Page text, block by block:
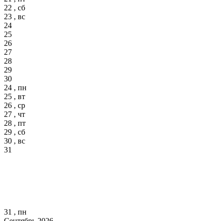
22 , сб
23 , вс
24
25
26
27
28
29
30
24 , пн
25 , вт
26 , ср
27 , чт
28 , пт
29 , сб
30 , вс
31
31 , пн